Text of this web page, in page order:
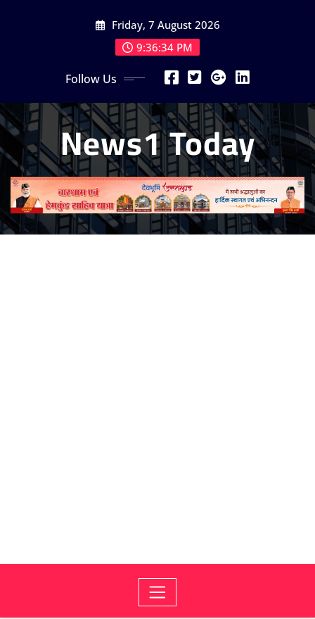
Friday, 7 August 2026
9:36:35 PM
Follow Us
News1 Today